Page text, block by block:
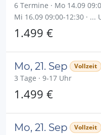
6 Termine · Mo 14.09
Mi 16.09 09:00-12:30 · ...
1.499 €
Mo, 21. Sep Vollzeit
3 Tage · 9-17 Uhr
1.499 €
Mo, 21. Sep Vollzeit